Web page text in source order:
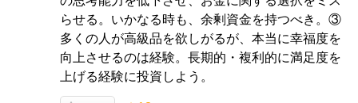
らせる。いかなる時も、余剰資金を持つべき。③
多くの人が高級品を欲しがるが、本当に幸福度を
向上させるのは経験。長期的・複利的に満足度を
上げる経験に投資しよう。